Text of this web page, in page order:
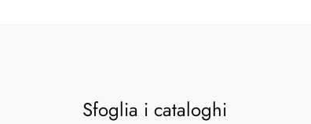
Sfoglia i cataloghi